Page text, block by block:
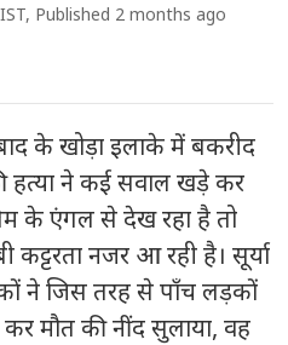
Published 2 months ago
के खोड़ा इलाके में बकरीद
हत्या ने कई सवाल खड़े कर
के एंगल से देख रहा है तो
नजर आ रही है। सूर्या
ने जिस तरह से पाँच लड़कों
मौत की नींद सुलाया, वह